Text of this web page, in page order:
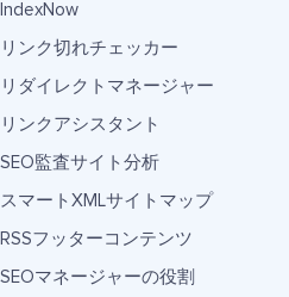
IndexNow
リンク切れチェッカー
リダイレクトマネージャー
リンクアシスタント
SEO監査サイト分析
スマートXMLサイトマップ
RSSフッターコンテンツ
SEOマネージャーの役割